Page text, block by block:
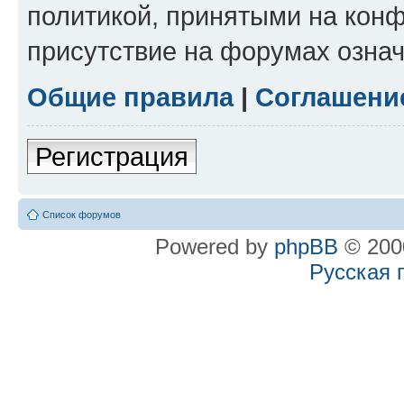
политикой, принятыми на
присутствие на форумах
Общие правила|
Регистрация
Список форумов
Powered by phpBB ©
Русская